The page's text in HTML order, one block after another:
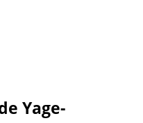
Yage-